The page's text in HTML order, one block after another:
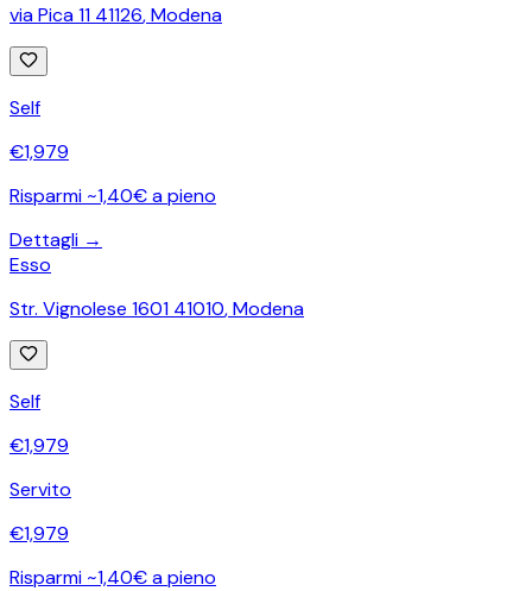
via Pica 11 41126,Modena
Self
€1,979
Risparmi ~1,40€ a pieno
Dettagli →
Esso
Str. Vignolese 1601 41010,Modena
Self
€1,979
Servito
€1,979
Risparmi ~1,40€ a pieno